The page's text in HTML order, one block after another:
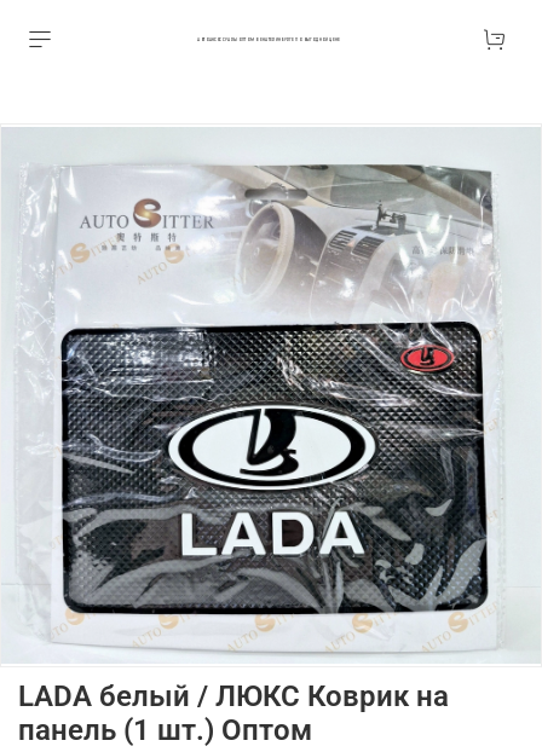
АВТОАКСЕССУАРЫ ОПТОМ В ЕКАТЕРИНБУРГЕ ПО ВЫГОДНОЙ ЦЕНЕ
LADA белый / ЛЮКС Коврик на
панель (1 шт.) Оптом